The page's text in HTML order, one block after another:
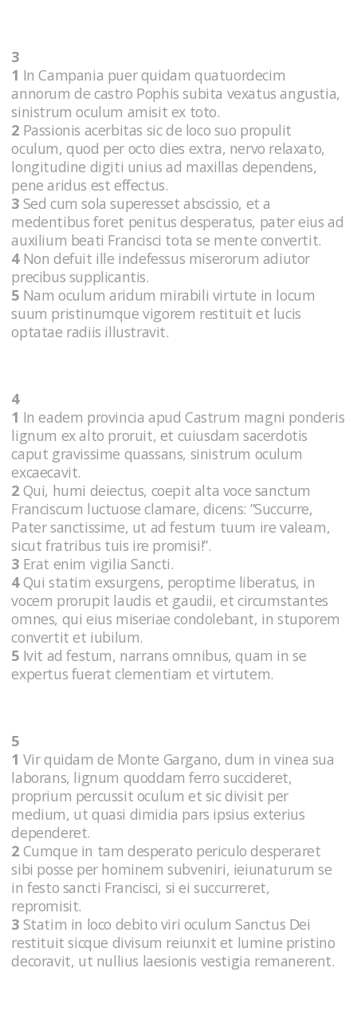
3
1 In Campania puer quidam quatuordecim
annorum de castro Pophis subita vexatus angustia,
sinistrum oculum amisit ex toto.
2 Passionis acerbitas sic de loco suo propulit
oculum, quod per octo dies extra, nervo relaxato,
longitudine digiti unius ad maxillas dependens,
pene aridus est effectus.
3 Sed cum sola superesset abscissio, et a
medentibus foret penitus desperatus, pater eius ad
auxilium beati Francisci tota se mente convertit.
4Non defuit ille indefessus miserorum adiutor
precibus supplicantis.
5 Nam oculum aridum mirabili virtute in locum
suum pristinumque vigorem restituit et lucis
optatae radiis illustravit.
4
1 In eadem provincia apud Castrum magni ponderis
lignum ex alto proruit, et cuiusdam sacerdotis
caput gravissime quassans, sinistrum oculum
excaecavit.
2 Qui, humi deiectus, coepit alta voce sanctum
Franciscum luctuose clamare, dicens: ”Succurre,
Pater sanctissime, ut ad festum tuum ire valeam,
sicut fratribus tuis ire promisi!”.
3 Erat enim vigilia Sancti.
4Qui statim exsurgens, peroptime liberatus, in
vocem prorupit laudis et gaudii, et circumstantes
omnes, qui eius miseriae condolebant, in stuporem
convertit et iubilum.
5 Ivit ad festum, narrans omnibus, quam in se
expertus fuerat clementiam et virtutem.
5
1 Vir quidam de Monte Gargano, dum in vinea sua
laborans, lignum quoddam ferro succideret,
proprium percussit oculum et sic divisit per
medium, ut quasi dimidia pars ipsius exterius
dependeret.
2 Cumque in tam desperato periculo desperaret
sibi posse per hominem subveniri, ieiunaturum se
in festo sancti Francisci, si ei succurreret,
repromisit.
3 Statim in loco debito viri oculum Sanctus Dei
restituit sicque divisum reiunxit et lumine pristino
decoravit, ut nullius laesionis vestigia remanerent.